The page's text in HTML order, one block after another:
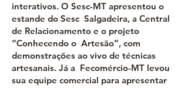
interativos. O Sesc-MT apresentou o
estande do Sesc Salgadeira, a Central
de Relacionamento e o projeto
“Conhecendo o Artesão”, com
demonstrações ao vivo de técnicas
artesanais. Já a Fecomércio-MT levou
sua equipe comercial para apresentar